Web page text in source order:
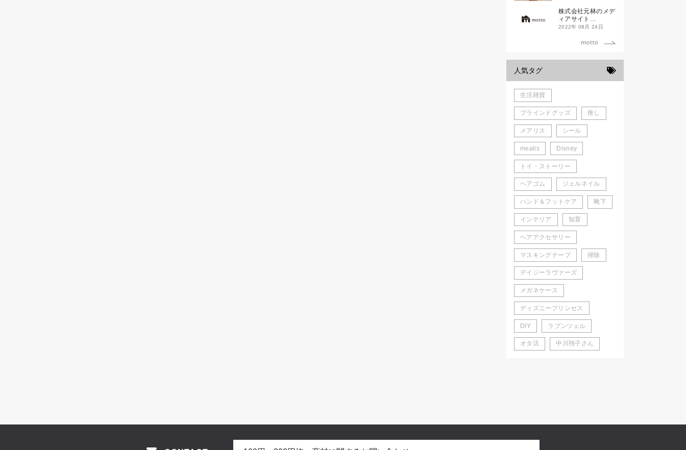
株式会社元林のメデ
ィアサイト
「motto」がローン
2022年 08月 24日
人気タグ
生活雑貨
ブラインドグッズ 推し
メアリス シール
mealis Disney
トイ・ストーリー
ヘアゴム ジェルネイル
ハンド＆フットケア 靴下
インテリア 知育
ヘアアクセサリー
マスキングテープ 掃除
デイジーラヴァーズ
メガネケース
ディズニープリンセス
DIY ラプンツェル
オタ活 中川翔子さん